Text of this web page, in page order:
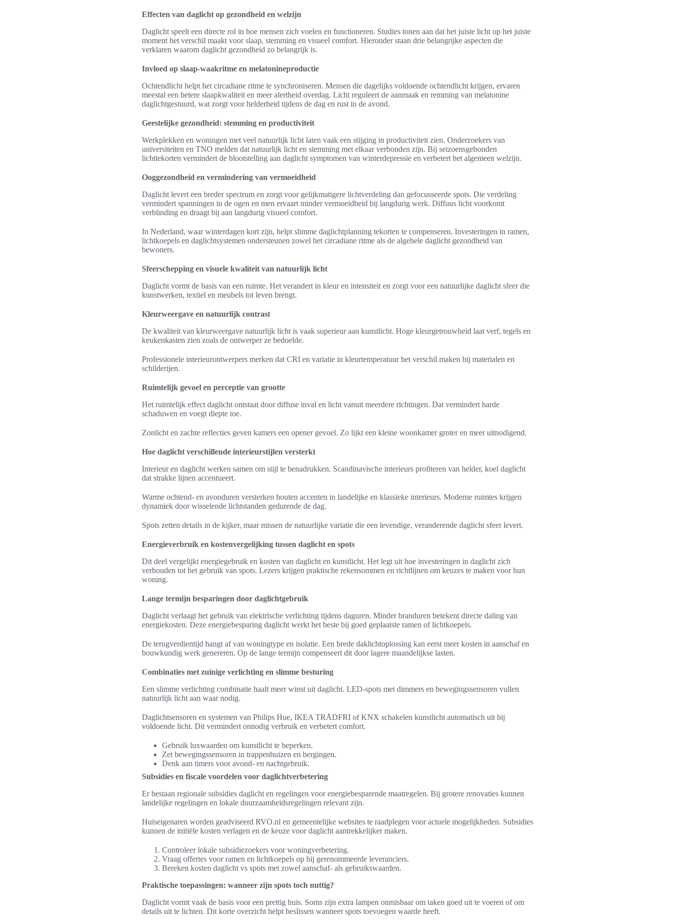
Effecten van daglicht op gezondheid en welzijn
Daglicht speelt een directe rol in hoe mensen zich voelen en functioneren. Studies tonen aan dat het juiste licht op het juiste
moment het verschil maakt voor slaap, stemming en visueel comfort. Hieronder staan drie belangrijke aspecten die
verklaren waarom daglicht gezondheid zo belangrijk is.
Invloed op slaap-waakritme en melatonineproductie
Ochtendlicht helpt het circadiane ritme te synchroniseren. Mensen die dagelijks voldoende ochtendlicht krijgen, ervaren
meestal een betere slaapkwaliteit en meer alertheid overdag. Licht reguleert de aanmaak en remming van melatonine
daglichtgestuurd, wat zorgt voor helderheid tijdens de dag en rust in de avond.
Geestelijke gezondheid: stemming en productiviteit
Werkplekken en woningen met veel natuurlijk licht laten vaak een stijging in productiviteit zien. Onderzoekers van
universiteiten en TNO melden dat natuurlijk licht en stemming met elkaar verbonden zijn. Bij seizoensgebonden
lichttekorten vermindert de blootstelling aan daglicht symptomen van winterdepressie en verbetert het algemeen welzijn.
Ooggezondheid en vermindering van vermoeidheid
Daglicht levert een breder spectrum en zorgt voor gelijkmatigere lichtverdeling dan gefocusseerde spots. Die verdeling
vermindert spanningen in de ogen en men ervaart minder vermoeidheid bij langdurig werk. Diffuus licht voorkomt
verblinding en draagt bij aan langdurig visueel comfort.
In Nederland, waar winterdagen kort zijn, helpt slimme daglichtplanning tekorten te compenseren. Investeringen in ramen,
lichtkoepels en daglichtsystemen ondersteunen zowel het circadiane ritme als de algehele daglicht gezondheid van
bewoners.
Sfeerschepping en visuele kwaliteit van natuurlijk licht
Daglicht vormt de basis van een ruimte. Het verandert in kleur en intensiteit en zorgt voor een natuurlijke daglicht sfeer die
kunstwerken, textiel en meubels tot leven brengt.
Kleurweergave en natuurlijk contrast
De kwaliteit van kleurweergave natuurlijk licht is vaak superieur aan kunstlicht. Hoge kleurgetrouwheid laat verf, tegels en
keukenkasten zien zoals de ontwerper ze bedoelde.
Professionele interieurontwerpers merken dat CRI en variatie in kleurtemperatuur het verschil maken bij materialen en
schilderijen.
Ruimtelijk gevoel en perceptie van grootte
Het ruimtelijk effect daglicht ontstaat door diffuse inval en licht vanuit meerdere richtingen. Dat vermindert harde
schaduwen en voegt diepte toe.
Zonlicht en zachte reflecties geven kamers een opener gevoel. Zo lijkt een kleine woonkamer groter en meer uitnodigend.
Hoe daglicht verschillende interieurstijlen versterkt
Interieur en daglicht werken samen om stijl te benadrukken. Scandinavische interieurs profiteren van helder, koel daglicht
dat strakke lijnen accentueert.
Warme ochtend- en avonduren versterken houten accenten in landelijke en klassieke interieurs. Moderne ruimtes krijgen
dynamiek door wisselende lichtstanden gedurende de dag.
Spots zetten details in de kijker, maar missen de natuurlijke variatie die een levendige, veranderende daglicht sfeer levert.
Energieverbruik en kostenvergelijking tussen daglicht en spots
Dit deel vergelijkt energiegebruik en kosten van daglicht en kunstlicht. Het legt uit hoe investeringen in daglicht zich
verhouden tot het gebruik van spots. Lezers krijgen praktische rekensommen en richtlijnen om keuzes te maken voor hun
woning.
Lange termijn besparingen door daglichtgebruik
Daglicht verlaagt het gebruik van elektrische verlichting tijdens daguren. Minder branduren betekent directe daling van
energiekosten. Deze energiebesparing daglicht werkt het beste bij goed geplaatste ramen of lichtkoepels.
De terugverdientijd hangt af van woningtype en isolatie. Een brede daklichtoplossing kan eerst meer kosten in aanschaf en
bouwkundig werk genereren. Op de lange termijn compenseert dit door lagere maandelijkse lasten.
Combinaties met zuinige verlichting en slimme besturing
Een slimme verlichting combinatie haalt meer winst uit daglicht. LED-spots met dimmers en bewegingssensoren vullen
natuurlijk licht aan waar nodig.
Daglichtsensoren en systemen van Philips Hue, IKEA TRÅDFRI of KNX schakelen kunstlicht automatisch uit bij
voldoende licht. Dit vermindert onnodig verbruik en verbetert comfort.
Gebruik luxwaarden om kunstlicht te beperken.
Zet bewegingssensoren in trappenhuizen en bergingen.
Denk aan timers voor avond- en nachtgebruik.
Subsidies en fiscale voordelen voor daglichtverbetering
Er bestaan regionale subsidies daglicht en regelingen voor energiebesparende maatregelen. Bij grotere renovaties kunnen
landelijke regelingen en lokale duurzaamheidsregelingen relevant zijn.
Huiseigenaren worden geadviseerd RVO.nl en gemeentelijke websites te raadplegen voor actuele mogelijkheden. Subsidies
kunnen de initiële kosten verlagen en de keuze voor daglicht aantrekkelijker maken.
Controleer lokale subsidiezoekers voor woningverbetering.
Vraag offertes voor ramen en lichtkoepels op bij gerenommeerde leveranciers.
Bereken kosten daglicht vs spots met zowel aanschaf- als gebruikswaarden.
Praktische toepassingen: wanneer zijn spots toch nuttig?
Daglicht vormt vaak de basis voor een prettig huis. Soms zijn extra lampen onmisbaar om taken goed uit te voeren of om
details uit te lichten. Dit korte overzicht helpt beslissen wanneer spots toevoegen waarde heeft.